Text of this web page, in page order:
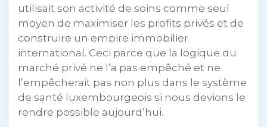
utilisait son activité de soins comme seul
moyen de maximiser les profits privés et de
construire un empire immobilier
international. Ceci parce que la logique du
marché privé ne l’a pas empêché et ne
l’empêcherait pas non plus dans le système
de santé luxembourgeois si nous devions le
rendre possible aujourd’hui.